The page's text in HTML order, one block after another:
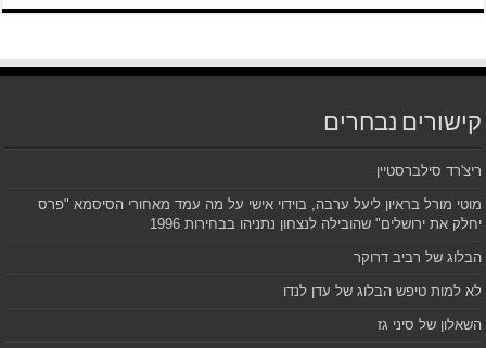
קישורים נבחרים
ריצ'רד סילברסטיין
מוטי מורל בראיון ליעל ערבה, בוידוי אישי על מה עמד מאחורי הסיסמא "פרס
יחלק את ירושלים" שהובילה לנצחון נתניהו בבחירות 1996
הבלוג של רביב דרוקר
לא למות טיפש הבלוג של עדן לנדו
השאלון של סיני גז